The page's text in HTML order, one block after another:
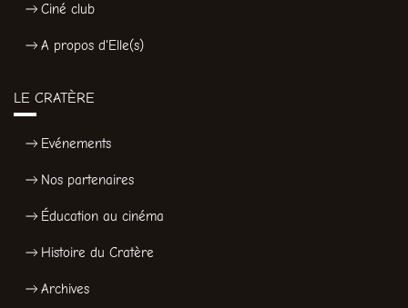
Ciné club
A propos d'Elle(s)
LE CRATÈRE
Evénements
Nos partenaires
Éducation au cinéma
Histoire du Cratère
Archives